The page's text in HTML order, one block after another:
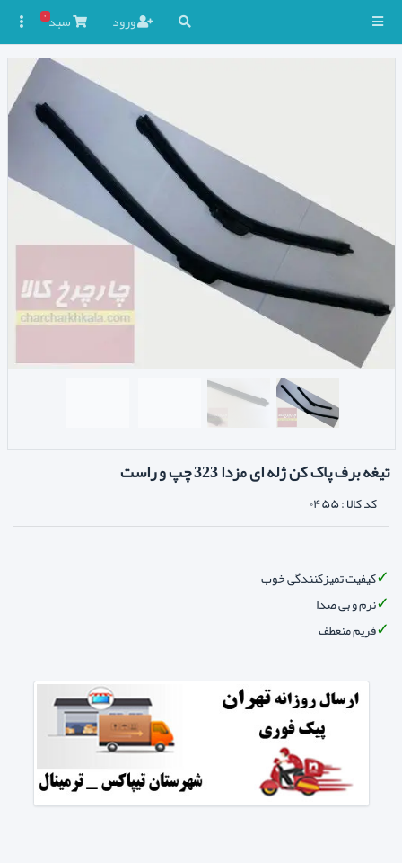
ورود سبد۰
تیغه برف پاک کن ژله ای مزدا 323 چپ و راست
کد کالا :۰۴۵۵
کیفیت تمیزکنندگی خوب
نرم و بی صدا
فریم منعطف